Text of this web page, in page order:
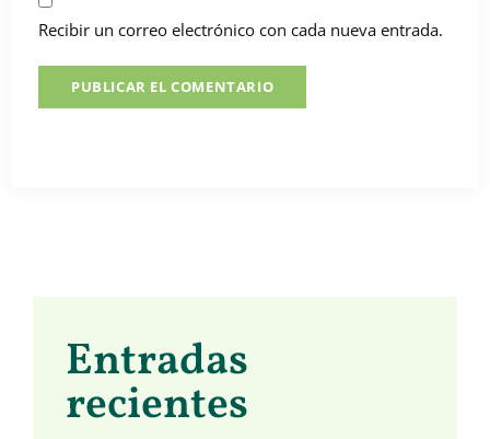
Recibir un correo electrónico con cada nueva entrada.
Entradas
recientes